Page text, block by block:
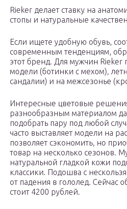
Rieker делает ставку на
стопы и натуральные
Если ищете удобную обувь,
современным тенденциям,
этот бренд. Для мужчин Rieker
модели (ботинки с мехом),
сандалии) и на межсезонье
Интересные цветовые
разнообразным материалом
подобрать пару под любой
часто выставляет модели на
позволяет сэкономить, но
товар на несколько сезонов.
натуральной гладкой кожи
классики. Подошва с
от падения в гололед. Сейчас
стоит 4200 рублей.